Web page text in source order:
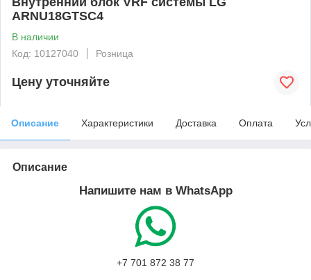
ARNU18GTSC4
В наличии
Код: 10127040
Розница
Цену уточняйте
Описание Характеристики Доставка Оплата
Описание
Напишите нам в WhatsApp
+7 701 872 38 77